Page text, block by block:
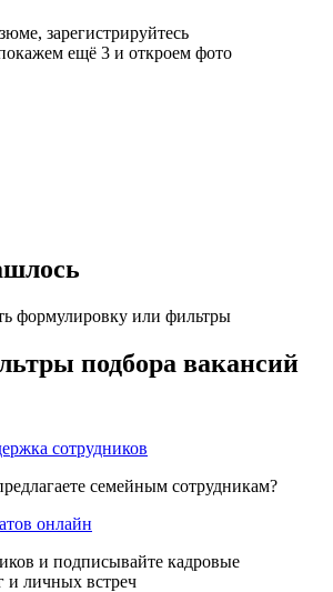
зарегистрируйтесь
ещё 3 и откроем фото
формулировку или фильтры
подбора вакансий
сотрудников
семейным сотрудникам?
онлайн
и подписывайте кадровые
и личных встреч